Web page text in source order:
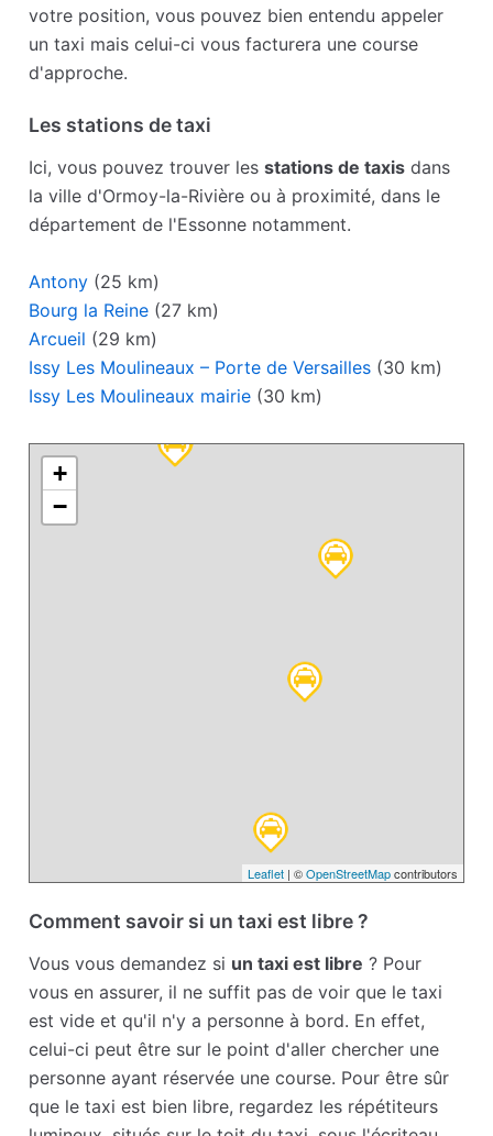
votre position, vous pouvez bien entendu appeler
un taxi mais celui-ci vous facturera une course
d'approche.
Les stations de taxi
Ici, vous pouvez trouver lesstations de taxis dans
la ville d'Ormoy-la-Rivière ou à proximité, dans le
département de l'Essonne notamment.
Antony (25 km)
Bourg la Reine (27 km)
Arcueil (29 km)
Issy Les Moulineaux – Porte de Versailles (30 km)
Issy Les Moulineaux mairie (30 km)
+
−
Leaflet| ©OpenStreetMapcontributors
Comment savoir si un taxi est libre ?
Vous vous demandez si un taxi est libre ? Pour
vous en assurer, il ne suffit pas de voir que le taxi
est vide et qu'il n'y a personne à bord. En effet,
celui-ci peut être sur le point d'aller chercher une
personne ayant réservée une course. Pour être sûr
que le taxi est bien libre, regardez les répétiteurs